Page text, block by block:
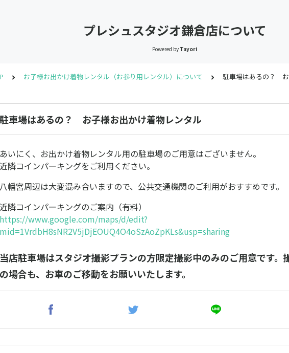
プレシュスタジオ鎌倉店について
Powered by Tayori
お子様お出かけ着物レンタル（お参り用レンタル）について 駐車場はあるの？ お
駐車場はあるの？ お子様お出かけ着物レンタル
あいにく、お出かけ着物レンタル用の駐車場のご用意はございません。
近隣コインパーキングをご利用ください。
八幡宮周辺は大変混み合いますので、公共交通機関のご利用がおすすめです。
近隣コインパーキングのご案内（有料）
https://www.google.com/maps/d/edit?
mid=1VrdbH8sNR2V5jDjEOUQ4O4oSzAoZpKLs&usp=sharing
当店駐車場はスタジオ撮影プランの方限定撮影中のみのご用意です。
の場合も、お車のご移動をお願いいたします。